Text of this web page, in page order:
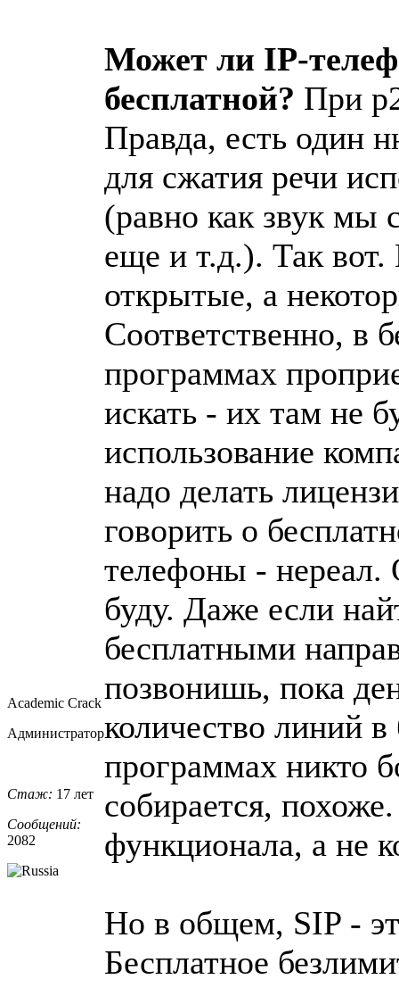
Academic Crack
Администратор
Стаж: 17 лет
Сообщений:
2082
Может ли IP-
бесплатной? При
Правда, есть один
для сжатия речи
(равно как звук мы
еще и т.д.). Так вот.
открытые, а
Соответственно, в
программах
искать - их там не
использование
надо делать
говорить о
телефоны - нереал.
буду. Даже если
бесплатными
позвонишь, пока
количество линий
программах никто
собирается,
функционала, а не
Но в общем, SIP -
Бесплатное